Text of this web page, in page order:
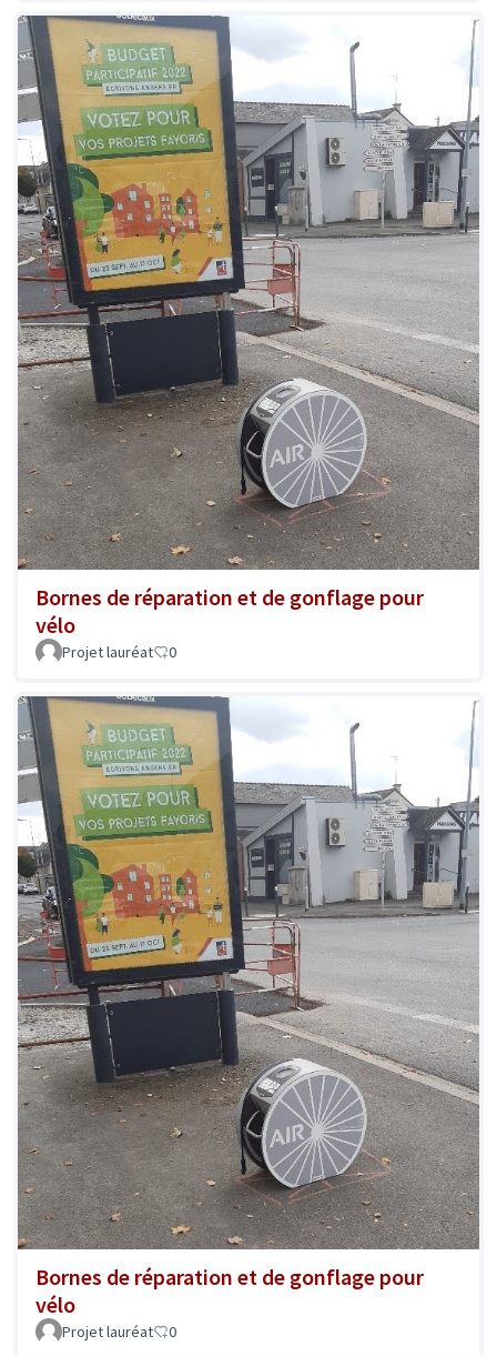
Bornes de réparation et de gonflage pour
vélo
Projet lauréat 0
Bornes de réparation et de gonflage pour
vélo
Projet lauréat 0